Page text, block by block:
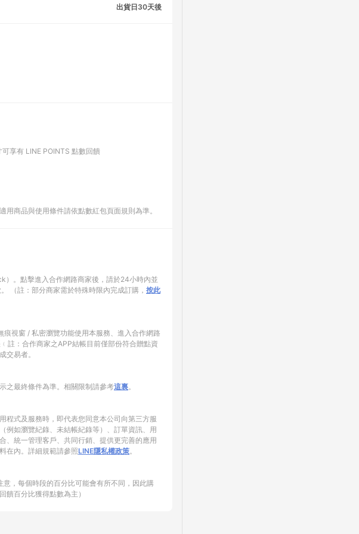
出貨日30天後
享有 LINE POINTS 點數回饋
商品與使用條件請依點數紅包頁面規則為準。
。點擊進入合作網路商家後，請於24小時內並
（註：部分商家需於特殊時限內完成訂購， 按此
視窗 / 私密瀏覽功能使用本服務、進入合作網路
註：合作商家之APP結帳目前僅部份符合贈點資
交易者。
之最終條件為準。相關限制請參考這裏。
程式及服務時，即代表您同意本公司向第三方服
例如瀏覽紀錄、未結帳紀錄等）、訂單資訊、用
、統一管理客戶、共同行銷、提供更完善的應用
在內。詳細規範請參照LINE隱私權政策。
，每個時段的百分比可能會有所不同，因此購
饋百分比獲得點數為主）